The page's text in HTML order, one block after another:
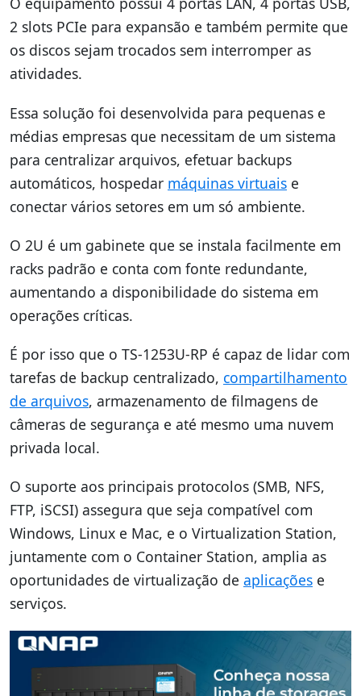
2 slots PCIe para expansão e também permite que
os discos sejam trocados sem interromper as
atividades.
Essa solução foi desenvolvida para pequenas e
médias empresas que necessitam de um sistema
para centralizar arquivos, efetuar backups
automáticos, hospedar máquinas virtuais e
conectar vários setores em um só ambiente.
O 2U é um gabinete que se instala facilmente em
racks padrão e conta com fonte redundante,
aumentando a disponibilidade do sistema em
operações críticas.
É por isso que o TS-1253U-RP é capaz de lidar com
tarefas de backup centralizado, compartilhamento
de arquivos, armazenamento de filmagens de
câmeras de segurança e até mesmo uma nuvem
privada local.
O suporte aos principais protocolos (SMB, NFS,
FTP, iSCSI) assegura que seja compatível com
Windows, Linux e Mac, e o Virtualization Station,
juntamente com o Container Station, amplia as
oportunidades de virtualização de aplicações e
serviços.